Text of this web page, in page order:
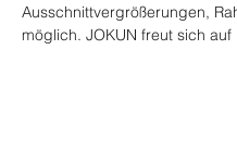
Ausschnittvergrößerungen,
möglich. JOKUN freut sich auf